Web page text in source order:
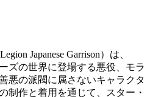
Japanese Garrison）は、
ズの世界に登場する悪役、モラ
悪の派閥に属さないキャラクタ
制作と着用を通じて、スター・